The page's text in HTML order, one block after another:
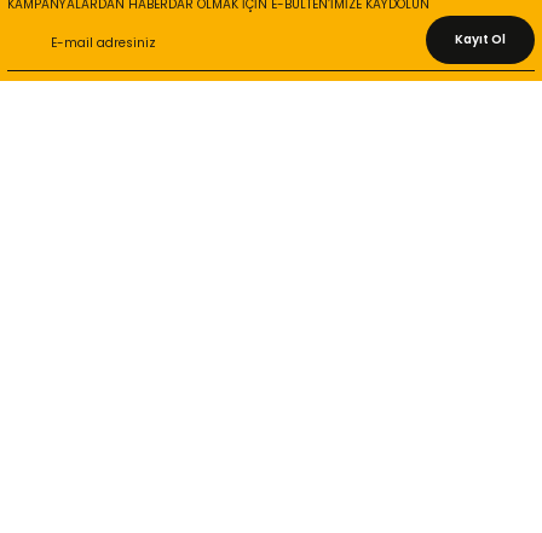
KAMPANYALARDAN HABERDAR OLMAK İÇİN E-BÜLTEN’İMİZE KAYDOLUN
Kayıt Ol